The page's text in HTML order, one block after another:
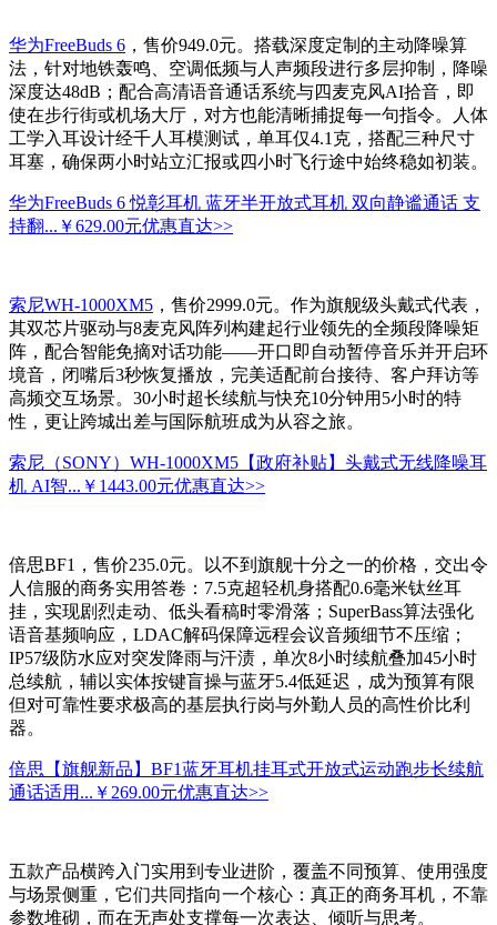
华为FreeBuds 6 ，售价949.0元。搭载深度定制的主动降噪算
法，针对地铁轰鸣、空调低频与人声频段进行多层抑制，降噪
深度达48dB；配合高清语音通话系统与四麦克风AI拾音，即
使在步行街或机场大厅，对方也能清晰捕捉每一句指令。人体
工学入耳设计经千人耳模测试，单耳仅4.1克，搭配三种尺寸
耳塞，确保两小时站立汇报或四小时飞行途中始终稳如初装。
华为FreeBuds 6 悦彰耳机 蓝牙半开放式耳机 双向静谧通话 支
持翻... ￥629.00元优惠直达>>
索尼WH-1000XM5 ，售价2999.0元。作为旗舰级头戴式代表，
其双芯片驱动与8麦克风阵列构建起行业领先的全频段降噪矩
阵，配合智能免摘对话功能——开口即自动暂停音乐并开启环
境音，闭嘴后3秒恢复播放，完美适配前台接待、客户拜访等
高频交互场景。30小时超长续航与快充10分钟用5小时的特
性，更让跨城出差与国际航班成为从容之旅。
索尼（SONY）WH-1000XM5【政府补贴】头戴式无线降噪耳
机 AI智... ￥1443.00元优惠直达>>
倍思BF1，售价235.0元。以不到旗舰十分之一的价格，交出令
人信服的商务实用答卷：7.5克超轻机身搭配0.6毫米钛丝耳
挂，实现剧烈走动、低头看稿时零滑落；SuperBass算法强化
语音基频响应，LDAC解码保障远程会议音频细节不压缩；
IP57级防水应对突发降雨与汗渍，单次8小时续航叠加45小时
总续航，辅以实体按键盲操与蓝牙5.4低延迟，成为预算有限
但对可靠性要求极高的基层执行岗与外勤人员的高性价比利
器。
倍思【旗舰新品】BF1蓝牙耳机挂耳式开放式运动跑步长续航
通话适用... ￥269.00元优惠直达>>
五款产品横跨入门实用到专业进阶，覆盖不同预算、使用强度
与场景侧重，它们共同指向一个核心：真正的商务耳机，不靠
参数堆砌，而在无声处支撑每一次表达、倾听与思考。